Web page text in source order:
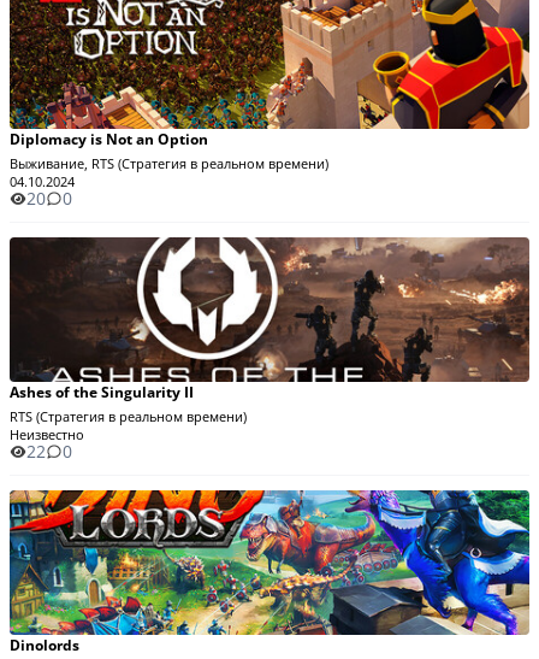
Diplomacy is Not an Option
Выживание, RTS (Стратегия в реальном времени)
04.10.2024
20 0
Ashes of the Singularity II
RTS (Стратегия в реальном времени)
Неизвестно
22 0
Dinolords